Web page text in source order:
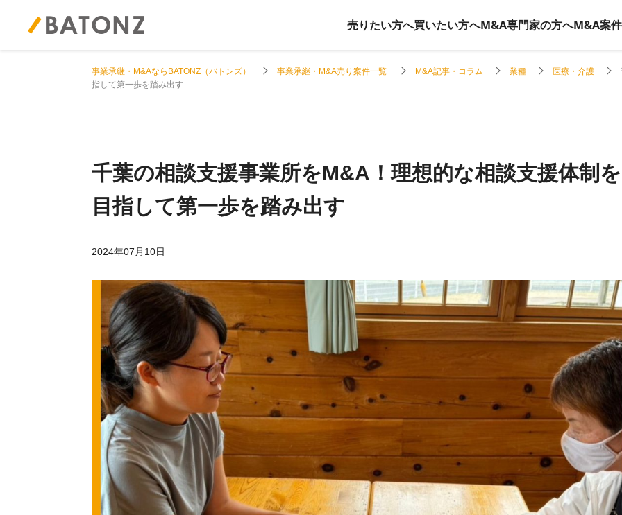
売りたい方へ買いたい方へM&A専門家の方へM&A案
事業承継・M&AならBATONZ（バトンズ） 事業承継・M&A売り案件一覧 M&A記事・コラム 業種 医療・介護
指して第一歩を踏み出す
千葉の相談支援事業所をM&A！理想的な相談支援体制を
目指して第一歩を踏み出す
2024年07月10日